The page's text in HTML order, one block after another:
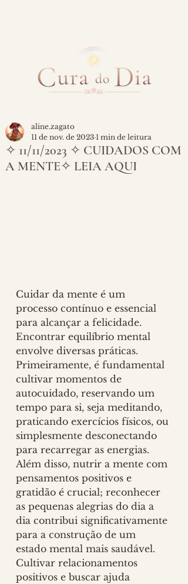
✧ 11/11/2023 ✧ CUIDADOS COM
A MENTE✧ LEIA AQUI
aline.zagato
11 de nov. de 2023 1 min de leitura
Cuidar da mente é um
processo contínuo e essencial
para alcançar a felicidade.
Encontrar equilíbrio mental
envolve diversas práticas.
Primeiramente, é fundamental
cultivar momentos de
autocuidado, reservando um
tempo para si, seja meditando,
praticando exercícios físicos, ou
simplesmente desconectando
para recarregar as energias.
Além disso, nutrir a mente com
pensamentos positivos e
gratidão é crucial; reconhecer
as pequenas alegrias do dia a
dia contribui significativamente
para a construção de um
estado mental mais saudável.
Cultivar relacionamentos
positivos e buscar ajuda